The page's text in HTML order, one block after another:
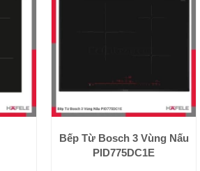
Bếp Từ Bosch 3 Vùng Nấu
PID775DC1E